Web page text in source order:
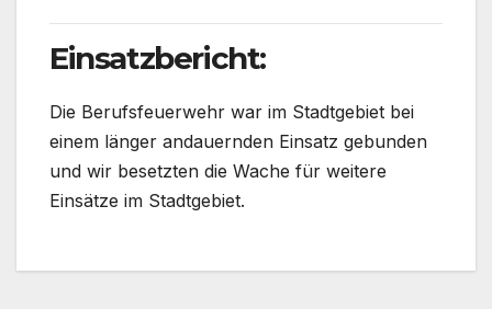
Einsatzbericht:
Die Berufsfeuerwehr war im Stadtgebiet bei
einem länger andauernden Einsatz gebunden
und wir besetzten die Wache für weitere
Einsätze im Stadtgebiet.